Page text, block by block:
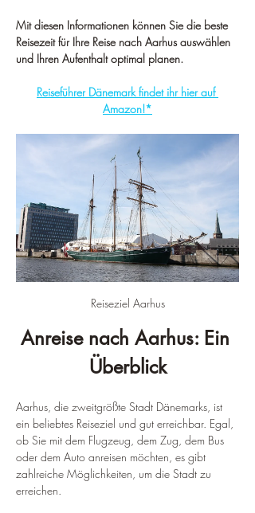
Mit diesen Informationen können Sie die beste
Reisezeit für Ihre Reise nach Aarhus auswählen
und Ihren Aufenthalt optimal planen.
Reiseführer Dänemark findet ihr hier auf
Amazon!*
Reiseziel Aarhus
Anreise nach Aarhus: Ein
Überblick
Aarhus, die zweitgrößte Stadt Dänemarks, ist
ein beliebtes Reiseziel und gut erreichbar. Egal,
ob Sie mit dem Flugzeug, dem Zug, dem Bus
oder dem Auto anreisen möchten, es gibt
zahlreiche Möglichkeiten, um die Stadt zu
erreichen.